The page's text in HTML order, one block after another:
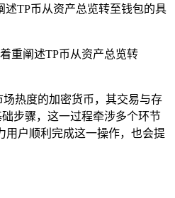
述TP币从资产总览转至钱包的具
重阐述TP币从资产总览转
热度的加密货币，其交易与存
步骤，这一过程牵涉多个环节
用户顺利完成这一操作，也会提